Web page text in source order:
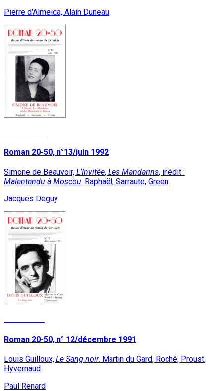
Pierre d'Almeida, Alain Duneau
Roman 20-50, n°13/juin 1992
Simone de Beauvoir, L'Invitée, Les Mandarins, inédit :
Malentendu à Moscou. Raphaël, Sarraute, Green
Jacques Deguy
Roman 20-50, n° 12/décembre 1991
Louis Guilloux, Le Sang noir. Martin du Gard, Roché, Proust,
Hyvernaud
Paul Renard